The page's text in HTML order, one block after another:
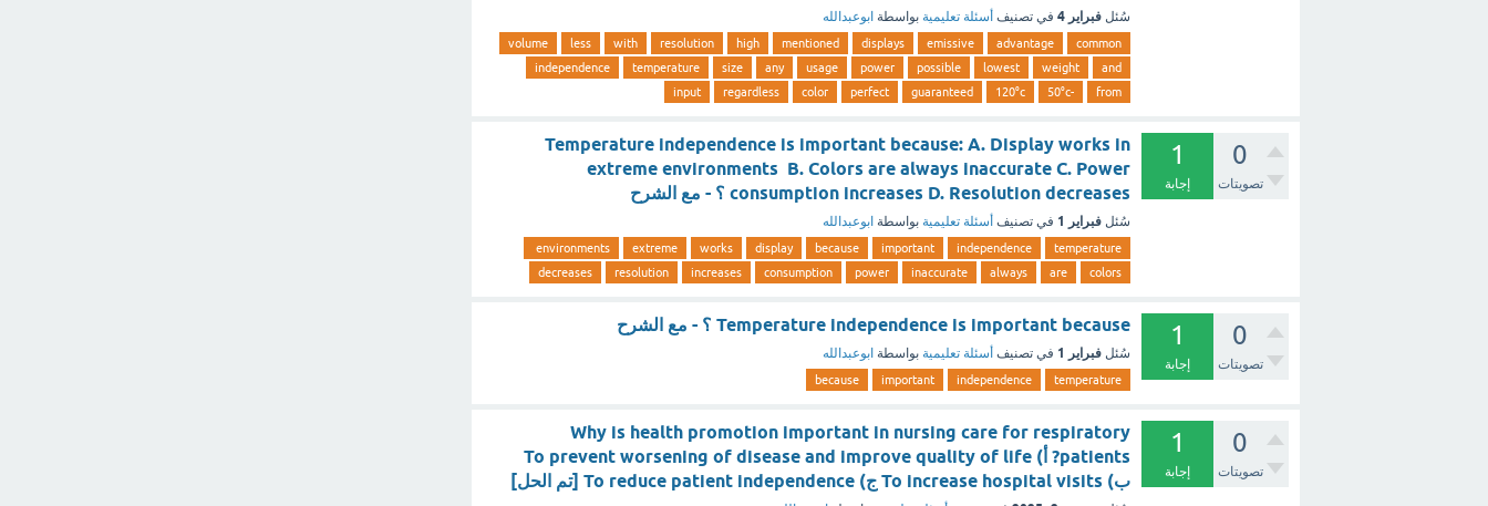
سُئل فبراير 4 في تصنيف أسئلة تعليمية بواسطة ابوعبدالله
common
advantage
emissive
displays
mentioned
high
resolution
with
less
volume
and
weight
lowest
possible
power
usage
any
size
temperature
independence
from
-50°c
120°c
guaranteed
perfect
color
regardless
input
0
تصويتات
1
إجابة
Temperature independence is important because: A. Display works in
extreme environments B. Colors are always inaccurate C. Power
consumption increases D. Resolution decreases ؟ - مع الشرح
سُئل فبراير 1 في تصنيف أسئلة تعليمية بواسطة ابوعبدالله
temperature
independence
important
because
display
works
extreme
environments
colors
are
always
inaccurate
power
consumption
increases
resolution
decreases
0
تصويتات
1
إجابة
Temperature independence is important because ؟ - مع الشرح
سُئل فبراير 1 في تصنيف أسئلة تعليمية بواسطة ابوعبدالله
temperature
independence
important
because
0
تصويتات
1
إجابة
Why is health promotion important in nursing care for respiratory
patients? أ) To prevent worsening of disease and improve quality of life
ب) To increase hospital visits ج) To reduce patient independence [تم الحل]